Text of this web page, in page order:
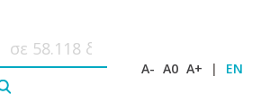
A- A0 A+ | EN